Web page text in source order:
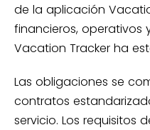
de la aplicación
financieros, operativos
Vacation Tracker ha
Las obligaciones se
contratos
servicio. Los requisitos